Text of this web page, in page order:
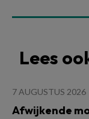
Lees
7 AUGUSTUS 2026
Afwijkende